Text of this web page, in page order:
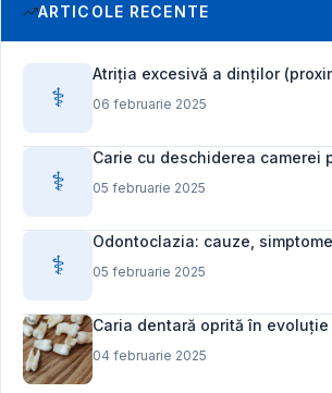
ARTICOLE RECENTE
⚕️
Atriția excesivă a dinților
06 februarie 2025
⚕️
Carie cu deschiderea camerei
05 februarie 2025
⚕️
Odontoclazia: cauze,
05 februarie 2025
Caria dentară oprită în evoluție
04 februarie 2025